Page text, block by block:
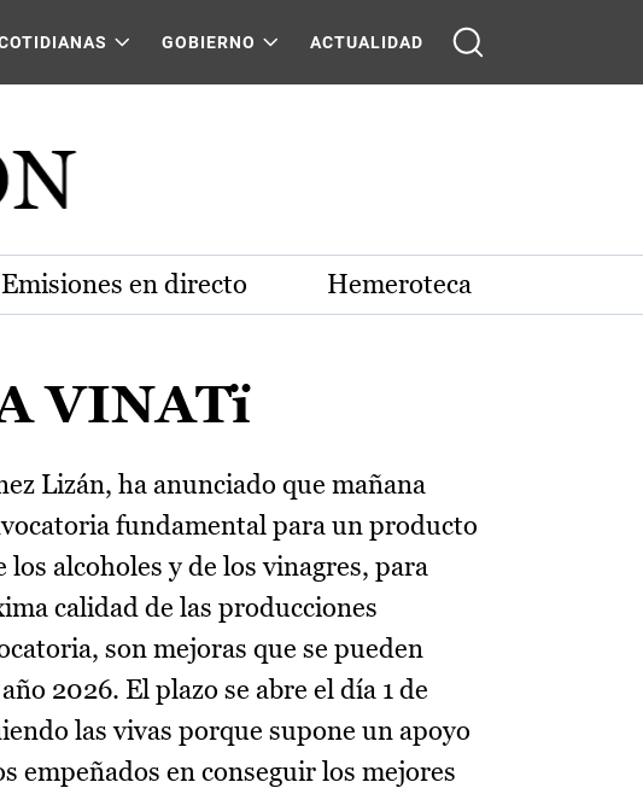
GOBIERNO ACTUALIDAD
Emisiones en directo Hemeroteca
VINATï
Lizán, ha anunciado que mañana
fundamental para un producto
alcoholes y de los vinagres, para
calidad de las producciones
son mejoras que se pueden
2026. El plazo se abre el día 1 de
las vivas porque supone un apoyo
en conseguir los mejores